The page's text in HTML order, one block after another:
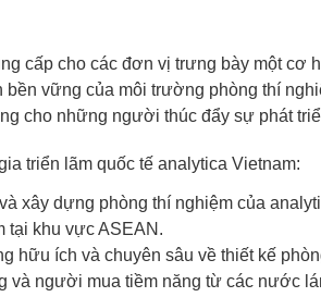
cấp cho các đơn vị trưng bày một
bền vững của môi trường phòng thí
cho những người thúc đẩy sự phát
triển lãm quốc tế analytica Vietnam:
xây dựng phòng thí nghiệm của
tại khu vực ASEAN.
hữu ích và chuyên sâu về thiết kế
và người mua tiềm năng từ các nước